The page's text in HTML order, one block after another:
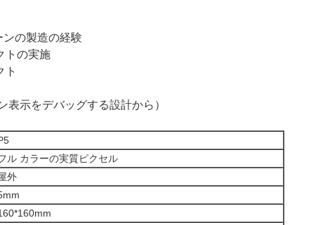
の製造の経験
トの実施
ト
示をデバッグする設計から）
ル カラーの実質ピクセル
外